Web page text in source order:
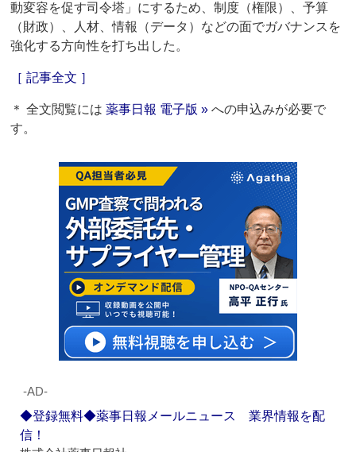
動変容を促す司令塔」にするため、制度（権限）、予算
（財政）、人材、情報（データ）などの面でガバナンスを
強化する方向性を打ち出した。
［ 記事全文 ］
＊ 全文閲覧には薬事日報 電子版 » への申込みが必要で
す。
‐AD‐
◆登録無料◆薬事日報メールニュース 業界情報を配
信！